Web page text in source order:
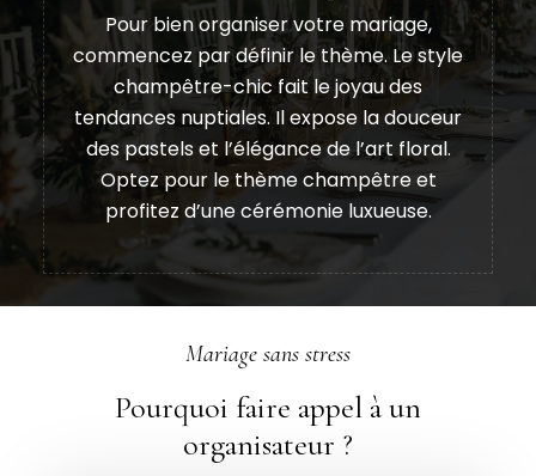
Pour bien organiser votre mariage,
commencez par définir le thème. Le style
champêtre-chic fait le joyau des
tendances nuptiales. Il expose la douceur
des pastels et l’élégance de l’art floral.
Optez pour le thème champêtre et
profitez d’une cérémonie luxueuse.
Mariage sans stress
Pourquoi faire appel à un
organisateur ?